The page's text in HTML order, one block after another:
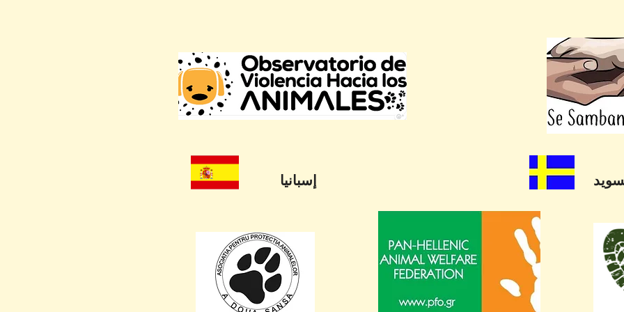
إسبانيا